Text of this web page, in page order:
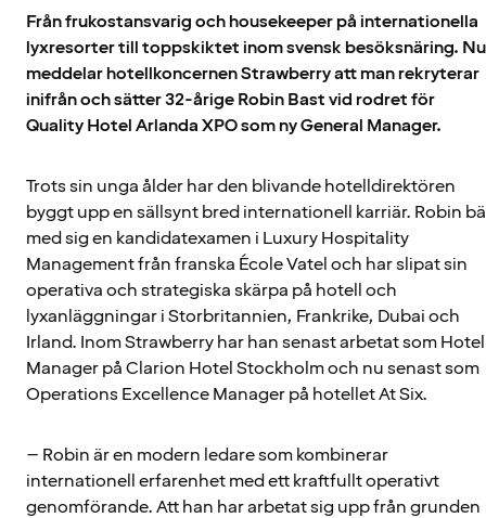
Från frukostansvarig och housekeeper på internationella
lyxresorter till toppskiktet inom svensk besöksnäring. Nu
meddelar hotellkoncernen Strawberry att man rekryterar
inifrån och sätter 32-årige Robin Bast vid rodret för
Quality Hotel Arlanda XPO som ny General Manager.
Trots sin unga ålder har den blivande hotelldirektören
byggt upp en sällsynt bred internationell karriär. Robin
med sig en kandidatexamen i Luxury Hospitality
Management från franska École Vatel och har slipat sin
operativa och strategiska skärpa på hotell och
lyxanläggningar i Storbritannien, Frankrike, Dubai och
Irland. Inom Strawberry har han senast arbetat som Hotel
Manager på Clarion Hotel Stockholm och nu senast som
Operations Excellence Manager på hotellet At Six.
– Robin är en modern ledare som kombinerar
internationell erfarenhet med ett kraftfullt operativt
genomförande. Att han har arbetat sig upp från grunden